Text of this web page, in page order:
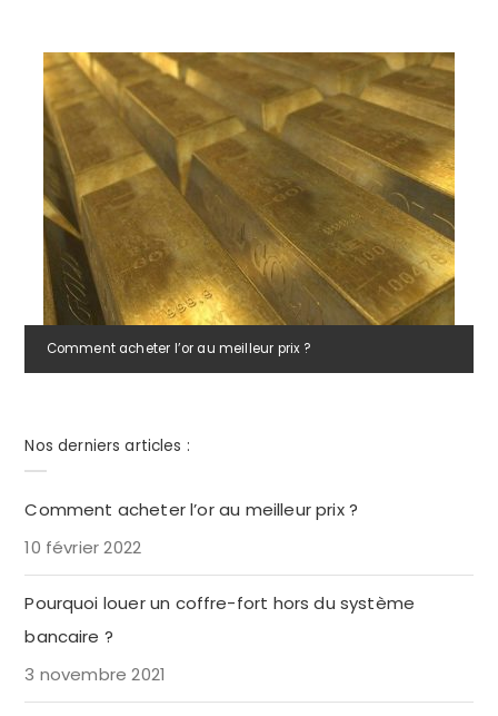
Comment acheter l’or au meilleur prix ?
Nos derniers articles :
Comment acheter l’or au meilleur prix ?
10 février 2022
Pourquoi louer un coffre-fort hors du système
bancaire ?
3 novembre 2021